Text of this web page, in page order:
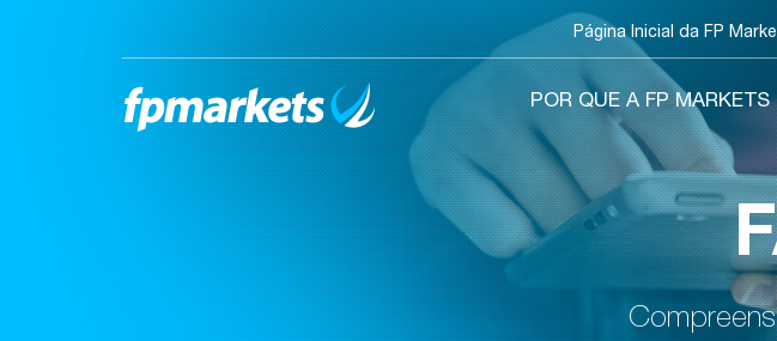
Página Inicial da FP
POR QUE A FP MARKETS